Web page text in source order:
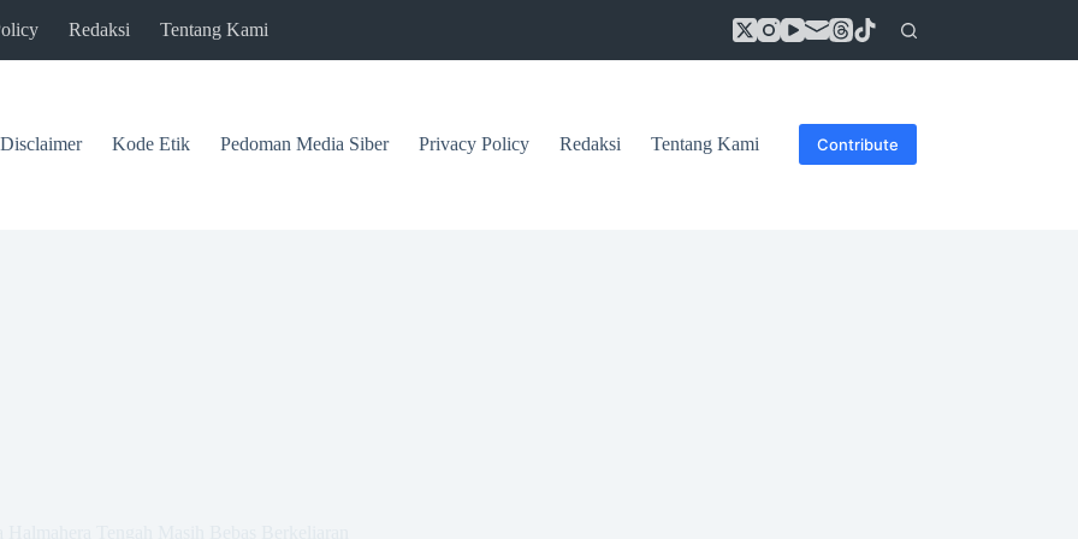
Redaksi Tentang Kami
Disclaimer Kode Etik Pedoman Media Siber Privacy Policy Redaksi Tentang Kami Contribute